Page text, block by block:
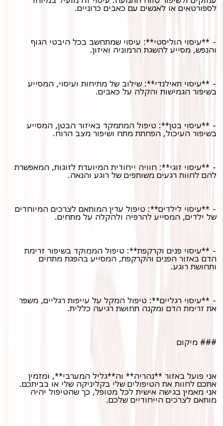
לספורטאים או לאנשים עם כאבים כרוניים.
- **עיסוי הוליסטי**: עיסוי שמתחשב בכל היבטי הגוף
והנפש, מסייע להשגת הרמוניה ואיזון.
- **עיסוי תאילנדי**: שילוב של מתיחות ועיסוי, המסייע
בשיפור הגמישות והקלה על כאבים.
- **עיסוי בטן**: טיפול המתמקד באיזור הבטן, המסייע
בשיפור העיכול, הפחתת מתח ושיפור מצב הרוח.
- **עיסוי זוגי**: חוויה ייחודית המיועדת לזוגות, המאפשרת
להם לחוות רגעים משותפים של רוגע והנאה.
- **עיסוי לילדים**: טיפול עדין המותאם לצרכים המיוחדים
של ילדים, המסייע להרפיה ולהקלה על מתחים.
- **עיסוי פנים וקרקפת**: טיפול הממוקד בשיפור זרימת
הדם באזור הפנים והקרקפת, המסייע בהפגת מתחים
ותחושת רוגע.
- **עיסוי רגליים**: טיפול המקל על עייפות רגליים, משפר
את זרימת הדם ומקנה תחושת רגיעה כללית.
### מיקום
אני פועל באזור **נהריה** וה**גליל המערבי**, ומזמין
אתכם לחוות את הטיפולים שלי בקליניקה שלי או בביתכם.
אני מאמין בגישה אישית לכל מטופל, כך שהטיפול יהיה
מותאם לצרכים הייחודיים שלכם.